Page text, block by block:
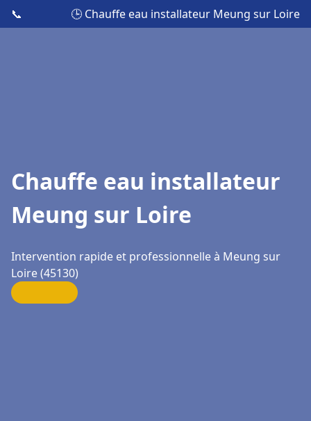
📞 🕒 Chauffe eau installateur Meung sur Loire
Chauffe eau installateur
Meung sur Loire
Intervention rapide et professionnelle à Meung sur
Loire (45130)